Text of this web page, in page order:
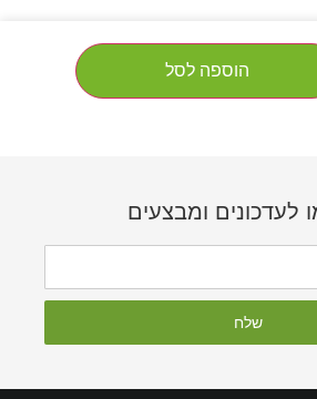
הוספה לסל
לעדכונים ומבצעים
שלח